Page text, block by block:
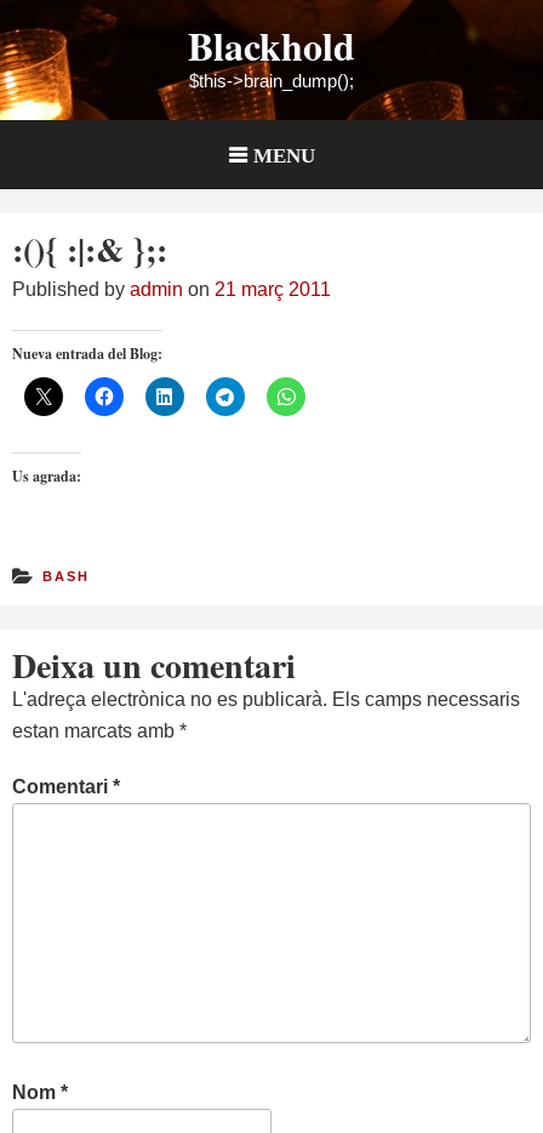
to
content
Blackhold
$this->brain_dump();
MENU
:(){ :|:& };:
Published by admin on 21 març 2011
Nueva entrada del Blog:
Us agrada:
BASH
Deixa un comentari
L'adreça electrònica no es publicarà. Els camps necessaris
estan marcats amb *
Comentari *
Nom *